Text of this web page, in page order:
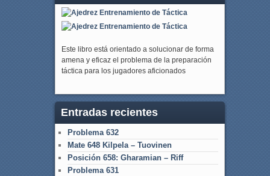
Este libro está orientado a solucionar de forma
amena y eficaz el problema de la preparación
táctica para los jugadores aficionados
Entradas recientes
Problema 632
Mate 648 Kilpela – Tuovinen
Posición 658: Gharamian – Riff
Problema 631